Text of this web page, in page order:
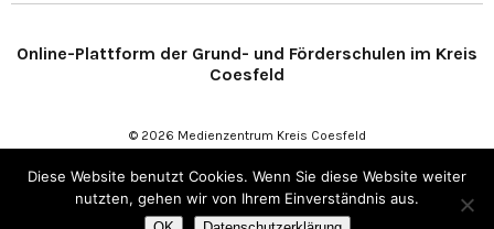
Online-Plattform der Grund- und Förderschulen im Kreis
Coesfeld
© 2026 Medienzentrum Kreis Coesfeld
Diese Website benutzt Cookies. Wenn Sie diese Website weiter
nutzten, gehen wir von Ihrem Einverständnis aus.